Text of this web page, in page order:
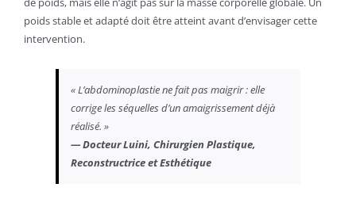
poids stable et adapté doit être atteint avant d’envisager cette
intervention.
« L’abdominoplastie ne fait pas maigrir : elle
corrige les séquelles d’un amaigrissement déjà
réalisé. »
— Docteur Luini, Chirurgien Plastique,
Reconstructrice et Esthétique